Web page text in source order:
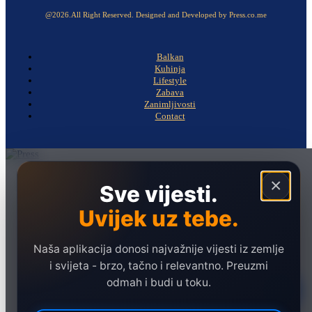
@2026.All Right Reserved. Designed and Developed by Press.co.me
Balkan
Kuhinja
Lifestyle
Zabava
Zanimljivosti
Contact
×
Sve vijesti.
Uvijek uz tebe.
Naša aplikacija donosi najvažnije vijesti iz zemlje
i svijeta - brzo, tačno i relevantno. Preuzmi
odmah i budi u toku.
Ekonomija